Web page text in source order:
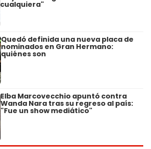
cualquiera"
Quedó definida una nueva placa de
nominados en Gran Hermano:
quiénes son
Elba Marcovecchio apuntó contra
Wanda Nara tras su regreso al país:
"Fue un show mediático"